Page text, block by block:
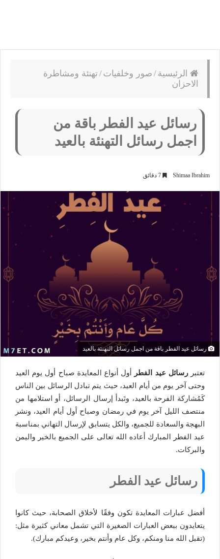
الرئيسية / صور وخلفيات /تهنئة ومشاطرة
الاحزان
رسائل عيد الفطر باقة من
اجمل رسائل التهنئة بالعيد
Shimaa Ibrahim
رسائل عيد الفطر باقة من اجمل رسائل التهنئة بالعيد
تعتبررسائل عيد الفطر
أول أنواع المعايدة صباح أول يوم العيد
وحتى آخر يوم من أيام العيد، حيث يتم تبادل الرسائل بين الناس
كَمُشاركة الفرحة بالعيد، وتَبدأ إرسال الرسائل، أو استلامها من
منتصف الليل آخر يوم في رمضان وصباح أول أيام العيد، ونشر
البهجة والسعادة للجميع، والكل يتسابق لإرسال التهاني بمناسبة
عيد الفطر المبارك أعاده الله تعالى على الجميع بالخير واليمن
والبركات.
رسائل عيد الفطر
أفضل عبارات المعايدة تكون وفقًا لأخلاق الصحابة، حيث كانوا
يتعايدون ببعض العبارات الصغيرة التي تشمل معاني كثيرة مثل:
(تقبل الله منا ومنكم، وكل عام وأنتم بخير، وعيدكم مبارك).